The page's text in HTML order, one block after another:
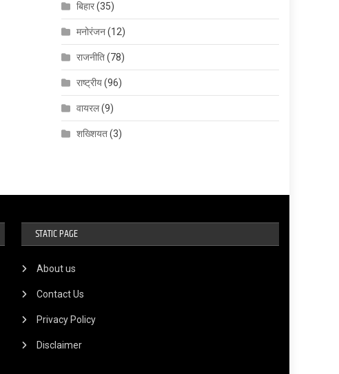
बिहार(35)
मनोरंजन(12)
राजनीति(78)
राष्ट्रीय(96)
वायरल(9)
शख्शियत(3)
STATIC PAGE
About us
Contact Us
Privacy Policy
Disclaimer